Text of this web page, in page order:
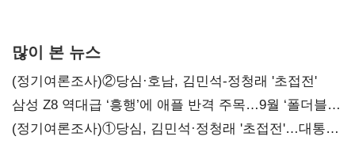
많이 본 뉴스
(정기여론조사)②당심·호남, 김민석-정청래 '초접전'
삼성 Z8 역대급 ‘흥행’에 애플 반격 주목…9월 ‘폴더블
대전’
(정기여론조사)①당심, 김민석·정청래 '초접전'…대통령